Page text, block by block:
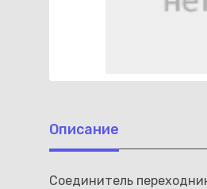
Описание
Соединитель